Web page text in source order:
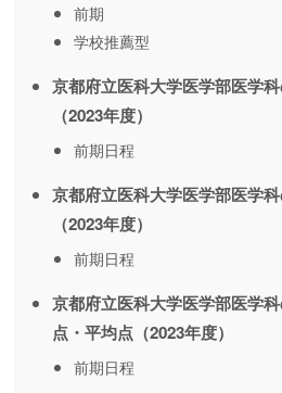
前期
学校推薦型
京都府立医科大学医学部医学
（2023年度）
前期日程
京都府立医科大学医学部医学
（2023年度）
前期日程
京都府立医科大学医学部医学
点・平均点（2023年度）
前期日程